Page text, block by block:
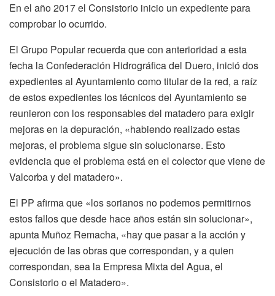
En el año 2017 el Consistorio inicio un expediente para
comprobar lo ocurrido.
El Grupo Popular recuerda que con anterioridad a esta
fecha la Confederación Hidrográfica del Duero, inició dos
expedientes al Ayuntamiento como titular de la red, a raíz
de estos expedientes los técnicos del Ayuntamiento se
reunieron con los responsables del matadero para exigir
mejoras en la depuración, «habiendo realizado estas
mejoras, el problema sigue sin solucionarse. Esto
evidencia que el problema está en el colector que viene de
Valcorba y del matadero».
El PP afirma que «los sorianos no podemos permitirnos
estos fallos que desde hace años están sin solucionar»,
apunta Muñoz Remacha, «hay que pasar a la acción y
ejecución de las obras que correspondan, y a quien
correspondan, sea la Empresa Mixta del Agua, el
Consistorio o el Matadero».